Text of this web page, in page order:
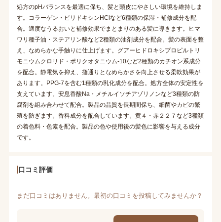
処方のpHバランスを最適に保ち、髪と頭皮にやさしい環境を維持しま
す。コラーゲン・ピリドキシンHClなど6種類の保湿・補修成分を配
合。適度なうるおいと補修効果でまとまりのある髪に導きます。ヒマ
ワリ種子油・ステアリン酸など2種類の油剤成分を配合。髪の表面を整
え、なめらかな手触りに仕上げます。グアーヒドロキシプロピルトリ
モニウムクロリド・ポリクオタニウム-10など2種類のカチオン系成分
を配合。静電気を抑え、指通りとなめらかさを向上させる柔軟効果が
あります。PPG-7を含む1種類の乳化成分を配合。処方全体の安定性を
支えています。安息香酸Na・メチルイソチアゾリノンなど3種類の防
腐剤を組み合わせて配合。製品の品質を長期間保ち、細菌やカビの繁
殖を防ぎます。香料成分を配合しています。黄４・赤２２７など3種類
の着色料・色素を配合。製品の色や使用後の髪色に影響を与える成分
です。
口コミ評価
まだ口コミはありません。最初の口コミを投稿してみませんか？